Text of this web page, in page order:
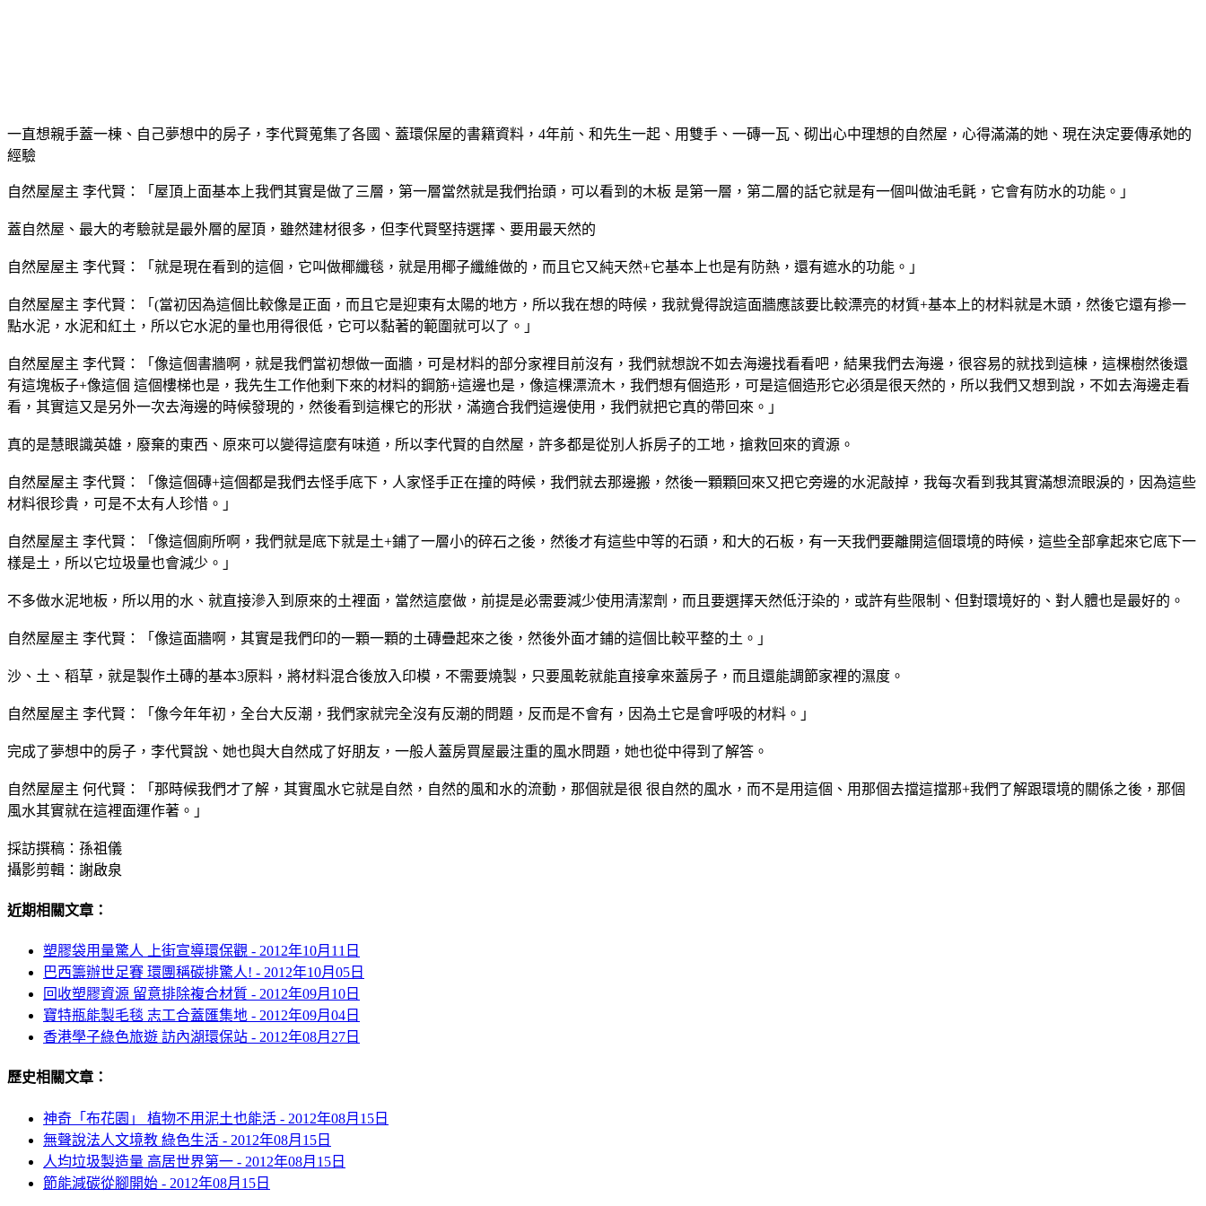
一直想親手蓋一棟、自己夢想中的房子，李代賢蒐集了各國、蓋環保屋的書籍資料，4年前、和先生一起、用雙手、一磚一瓦、砌出心中理想的自然屋，心得滿滿的她、現在決定要傳承她的
經驗
自然屋屋主 李代賢：「屋頂上面基本上我們其實是做了三層，第一層當然就是我們抬頭，可以看到的木板 是第一層，第二層的話它就是有一個叫做油毛氈，它會有防水的功能。」
蓋自然屋、最大的考驗就是最外層的屋頂，雖然建材很多，但李代賢堅持選擇、要用最天然的
自然屋屋主 李代賢：「就是現在看到的這個，它叫做椰纖毯，就是用椰子纖維做的，而且它又純天然+它基本上也是有防熱，還有遮水的功能。」
自然屋屋主 李代賢：「(當初因為這個比較像是正面，而且它是迎東有太陽的地方，所以我在想的時候，我就覺得說這面牆應該要比較漂亮的材質+基本上的材料就是木頭，然後它還有摻一
點水泥，水泥和紅土，所以它水泥的量也用得很低，它可以黏著的範圍就可以了。」
自然屋屋主 李代賢：「像這個書牆啊，就是我們當初想做一面牆，可是材料的部分家裡目前沒有，我們就想說不如去海邊找看看吧，結果我們去海邊，很容易的就找到這棟，這棵樹然後還
有這塊板子+像這個 這個樓梯也是，我先生工作他剩下來的材料的鋼筋+這邊也是，像這棵漂流木，我們想有個造形，可是這個造形它必須是很天然的，所以我們又想到說，不如去海邊走看
看，其實這又是另外一次去海邊的時候發現的，然後看到這棵它的形狀，滿適合我們這邊使用，我們就把它真的帶回來。」
真的是慧眼識英雄，廢棄的東西、原來可以變得這麼有味道，所以李代賢的自然屋，許多都是從別人拆房子的工地，搶救回來的資源。
自然屋屋主 李代賢：「像這個磚+這個都是我們去怪手底下，人家怪手正在撞的時候，我們就去那邊搬，然後一顆顆回來又把它旁邊的水泥敲掉，我每次看到我其實滿想流眼淚的，因為這些
材料很珍貴，可是不太有人珍惜。」
自然屋屋主 李代賢：「像這個廁所啊，我們就是底下就是土+鋪了一層小的碎石之後，然後才有這些中等的石頭，和大的石板，有一天我們要離開這個環境的時候，這些全部拿起來它底下一
樣是土，所以它垃圾量也會減少。」
不多做水泥地板，所以用的水、就直接滲入到原來的土裡面，當然這麼做，前提是必需要減少使用清潔劑，而且要選擇天然低汙染的，或許有些限制、但對環境好的、對人體也是最好的。
自然屋屋主 李代賢：「像這面牆啊，其實是我們印的一顆一顆的土磚疊起來之後，然後外面才鋪的這個比較平整的土。」
沙、土、稻草，就是製作土磚的基本3原料，將材料混合後放入印模，不需要燒製，只要風乾就能直接拿來蓋房子，而且還能調節家裡的濕度。
自然屋屋主 李代賢：「像今年年初，全台大反潮，我們家就完全沒有反潮的問題，反而是不會有，因為土它是會呼吸的材料。」
完成了夢想中的房子，李代賢說、她也與大自然成了好朋友，一般人蓋房買屋最注重的風水問題，她也從中得到了解答。
自然屋屋主 何代賢：「那時候我們才了解，其實風水它就是自然，自然的風和水的流動，那個就是很 很自然的風水，而不是用這個、用那個去擋這擋那+我們了解跟環境的關係之後，那個
風水其實就在這裡面運作著。」
採訪撰稿：孫祖儀
攝影剪輯：謝啟泉
近期相關文章：
塑膠袋用量驚人 上街宣導環保觀 - 2012年10月11日
巴西籌辦世足賽 環團稱碳排驚人! - 2012年10月05日
回收塑膠資源 留意排除複合材質 - 2012年09月10日
寶特瓶能製毛毯 志工合蓋匯集地 - 2012年09月04日
香港學子綠色旅遊 訪內湖環保站 - 2012年08月27日
歷史相關文章：
神奇「布花園」 植物不用泥土也能活 - 2012年08月15日
無聲說法人文境教 綠色生活 - 2012年08月15日
人均垃圾製造量 高居世界第一 - 2012年08月15日
節能減碳從腳開始 - 2012年08月15日